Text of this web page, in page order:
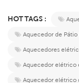
HOT TAGS :
Aquecedor de Pátio
Aquecedores
Aquecedor elétrico
Aquecedor elétrico